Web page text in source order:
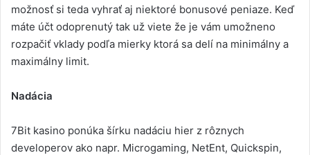
možnosť si teda vyhrať aj niektoré bonusové peniaze. Keď
máte účt odoprenutý tak už viete že je vám umožneno
rozpačiť vklady podľa mierky ktorá sa delí na minimálny a
maximálny limit.
Nadácia
7Bit kasino ponúka šírku nadáciu hier z rôznych
developerov ako napr. Microgaming, NetEnt, Quickspin,